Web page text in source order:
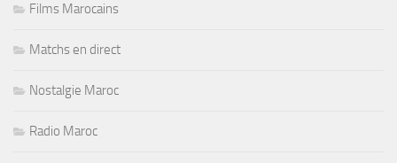
Films Marocains
Matchs en direct
Nostalgie Maroc
Radio Maroc